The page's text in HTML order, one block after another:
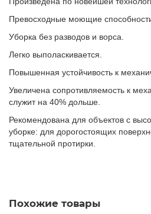
Превосходные моющие
Уборка без разводов и ворса.
Легко выполаскивается.
Повышенная устойчивость к
Увеличена сопротивляемость к
служит на 40% дольше.
Рекомендована для объектов с
уборке: для дорогостоящих
тщательной протирки.
Похожие товары